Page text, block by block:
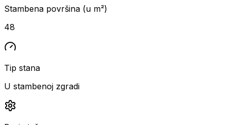
Stambena površina (u m²)
48
Tip stana
U stambenoj zgradi